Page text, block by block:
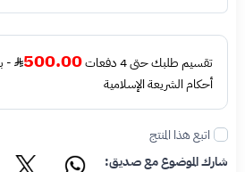
تقسيم طلبك حتى 4 دفعات 500.00
-
أحكام الشريعة الإسلامية
اتبع هذا المنتج
شارك الموضوع مع صديق: